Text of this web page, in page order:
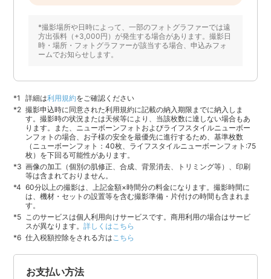
*撮影場所や日時によって、一部のフォトグラファーでは遠
方出張料（+3,000円）が発生する場合があります。撮影日
時・場所・フォトグラファーが該当する場合、申込みフォ
ームでお知らせします。
詳細は利用規約をご確認ください
撮影申込時に同意された利用規約に記載の納入期限までに納入しま
す。撮影時の状況または天候等により、当該枚数に達しない場合もあ
ります。また、ニューボーンフォトおよびライフスタイルニューボー
ンフォトの場合、お子様の安全を最優先に進行するため、基準枚数
（ニューボーンフォト：40枚、ライフスタイルニューボーンフォト:75
枚）を下回る可能性があります。
画像の加工（個別の肌修正、合成、背景消去、トリミング等）、印刷
等は含まれておりません。
60分以上の撮影は、上記金額×時間分の料金になります。撮影時間に
は、機材・セットの設置等を含む撮影準備・片付けの時間も含まれま
す。
このサービスは個人利用向けサービスです。商用利用の場合はサービ
スが異なります。詳しくはこちら
仕入税額控除をされる方はこちら
お支払い方法